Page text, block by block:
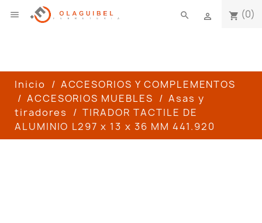
 shopping_cart (0)

search
Inicio
ACCESORIOS Y COMPLEMENTOS
ACCESORIOS MUEBLES
Asas y
tiradores
TIRADOR TACTILE DE
ALUMINIO L297 x 13 x 36 MM 441.920